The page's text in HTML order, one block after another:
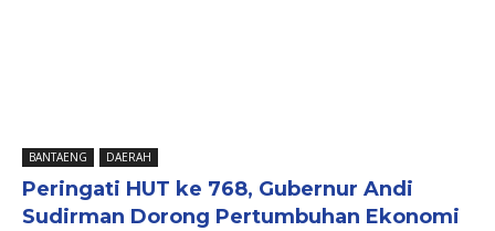
BANTAENG DAERAH
Peringati HUT ke 768, Gubernur Andi
Sudirman Dorong Pertumbuhan Ekonomi